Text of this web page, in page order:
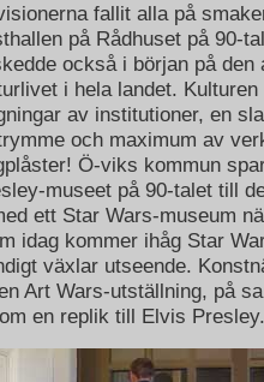
fallit alla på
på Rådhuset på 90-
också i början på den
i hela landet.
av institutioner, en
och maximum av
Ö-viks kommun
museet på 90-talet till
ett Star Wars-museum
idag kommer ihåg Star
växlar utseende.
Art Wars-utställning, på
en replik till Elvis Presley.